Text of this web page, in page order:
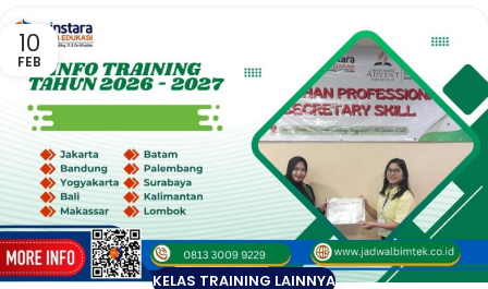
10
FEB
KELAS TRAINING LAINNYA